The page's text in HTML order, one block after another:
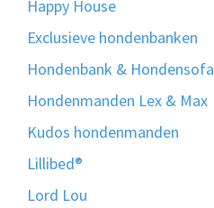
Happy House
Exclusieve hondenbanken
Hondenbank & Hondensofa
Hondenmanden Lex & Max
Kudos hondenmanden
Lillibed®
Lord Lou